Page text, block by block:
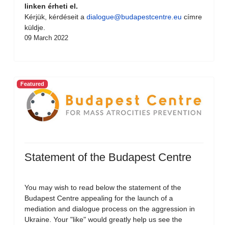
linken érheti el.
Kérjük, kérdéseit a dialogue@budapestcentre.eu címre
küldje.
09 March 2022
Featured
Statement of the Budapest Centre
You may wish to read below the statement of the
Budapest Centre appealing for the launch of a
mediation and dialogue process on the aggression in
Ukraine. Your "like" would greatly help us see the